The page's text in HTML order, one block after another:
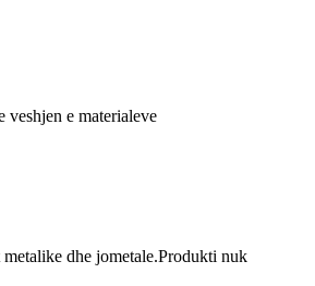
veshjen e materialeve
dhe jometale.Produkti nuk